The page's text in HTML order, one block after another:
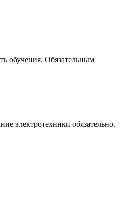
обучения. Обязательным
электротехники обязательно.